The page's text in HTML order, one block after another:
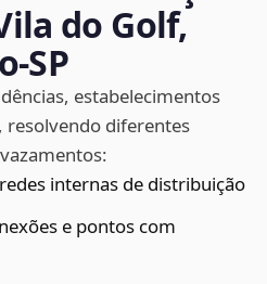
do Golf,
estabelecimentos
resolvendo diferentes
internas de distribuição
e pontos com